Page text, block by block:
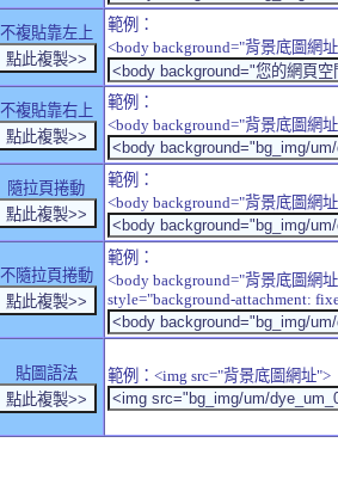
不複貼靠左上
範例：
<body background="背景底圖網
不複貼靠右上
範例：
<body background="背景底圖網
隨拉頁捲動
範例：
<body background="背景底圖網
不隨拉頁捲動
範例：
<body background="背景底圖網
style="background-attachment:
貼圖語法 範例：<img src="背景底圖網址">